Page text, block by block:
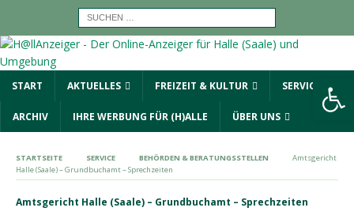
START AKTUELLES FREIZEIT & KULTUR SERVICE
ARCHIV IHRE WERBUNG FÜR (H)ALLE ÜBER UNS
STARTSEITE SERVICE BEHÖRDEN & BERATUNGSSTELLEN
Amtsgericht
Halle (Saale) – Grundbuchamt – Sprechzeiten
Amtsgericht Halle (Saale) – Grundbuchamt – Sprechzeiten
Werkzeugleiste öffnen